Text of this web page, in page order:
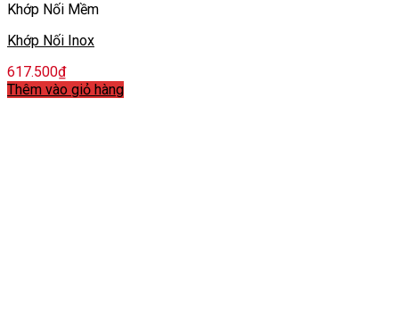
Khớp Nối Mềm
Khớp Nối Inox
617.500₫
Thêm vào giỏ hàng